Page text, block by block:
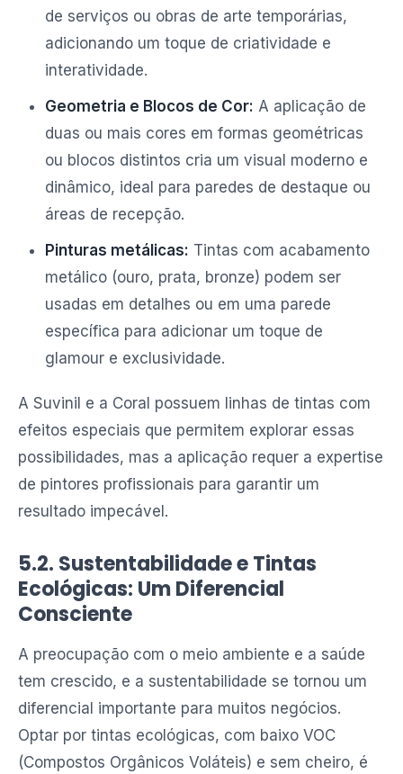
de serviços ou obras de arte temporárias,
adicionando um toque de criatividade e
interatividade.
Geometria e Blocos de Cor: A aplicação de
duas ou mais cores em formas geométricas
ou blocos distintos cria um visual moderno e
dinâmico, ideal para paredes de destaque ou
áreas de recepção.
Pinturas metálicas: Tintas com acabamento
metálico (ouro, prata, bronze) podem ser
usadas em detalhes ou em uma parede
específica para adicionar um toque de
glamour e exclusividade.
A Suvinil e a Coral possuem linhas de tintas com
efeitos especiais que permitem explorar essas
possibilidades, mas a aplicação requer a expertise
de pintores profissionais para garantir um
resultado impecável.
5.2. Sustentabilidade e Tintas
Ecológicas: Um Diferencial
Consciente
A preocupação com o meio ambiente e a saúde
tem crescido, e a sustentabilidade se tornou um
diferencial importante para muitos negócios.
Optar por tintas ecológicas, com baixo VOC
(Compostos Orgânicos Voláteis) e sem cheiro, é